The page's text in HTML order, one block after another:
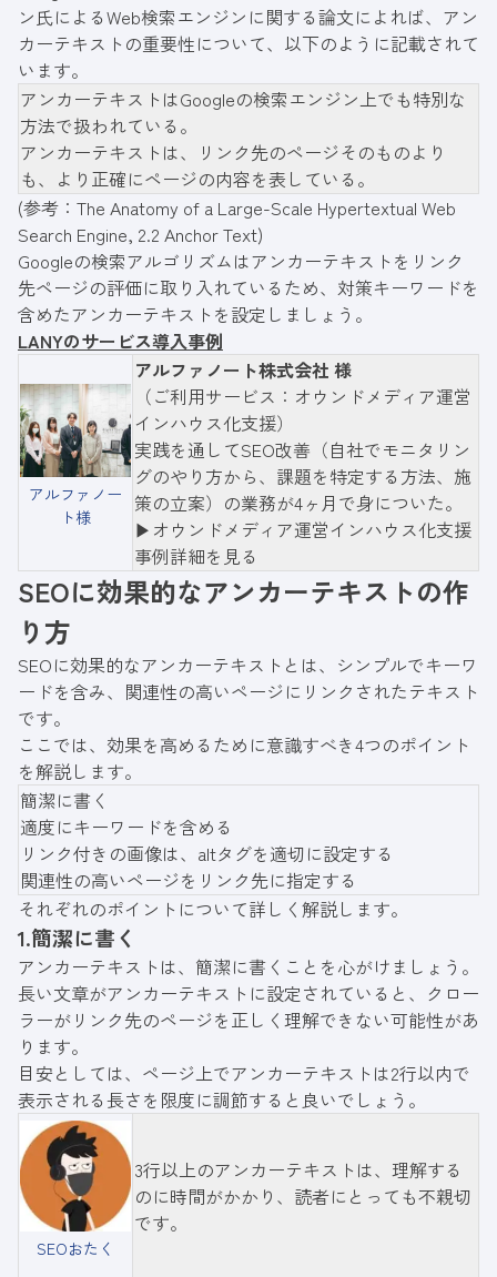
ン氏によるWeb検索エンジンに関する論文によれば、アン
カーテキストの重要性について、以下のように記載されて
います。
アンカーテキストはGoogleの検索エンジン上でも特別な
方法で扱われている。
アンカーテキストは、リンク先のページそのものより
も、より正確にページの内容を表している。
(参考： The Anatomy of a Large-Scale Hypertextual Web
Search Engine, 2.2 Anchor Text)
Googleの検索アルゴリズムはアンカーテキストをリンク
先ページの評価に取り入れているため、対策キーワードを
含めたアンカーテキストを設定しましょう。
LANYのサービス導入事例
アルファノー
ト様
アルファノート株式会社 様
（ご利用サービス：オウンドメディア運営
インハウス化支援）
実践を通してSEO改善（自社でモニタリン
グのやり方から、課題を特定する方法、施
策の立案）の業務が4ヶ月で身についた。
▶︎オウンドメディア運営インハウス化支援
事例詳細を見る
SEOに効果的なアンカーテキストの作
り方
SEOに効果的なアンカーテキストとは、シンプルでキーワ
ードを含み、関連性の高いページにリンクされたテキスト
です。
ここでは、効果を高めるために意識すべき4つのポイント
を解説します。
簡潔に書く
適度にキーワードを含める
リンク付きの画像は、altタグを適切に設定する
関連性の高いページをリンク先に指定する
それぞれのポイントについて詳しく解説します。
1.簡潔に書く
アンカーテキストは、簡潔に書くことを心がけましょう。
長い文章がアンカーテキストに設定されていると、クロー
ラーがリンク先のページを正しく理解できない可能性があ
ります。
目安としては、ページ上でアンカーテキストは2行以内で
表示される長さを限度に調節すると良いでしょう。
SEOおたく
3行以上のアンカーテキストは、理解する
のに時間がかかり、読者にとっても不親切
です。